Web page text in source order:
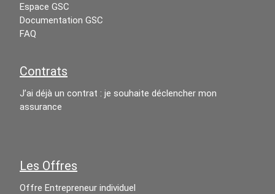
Espace GSC
Documentation GSC
FAQ
Contrats
J’ai déjà un contrat : je souhaite déclencher mon
assurance
Les Offres
Offre Entrepreneur individuel